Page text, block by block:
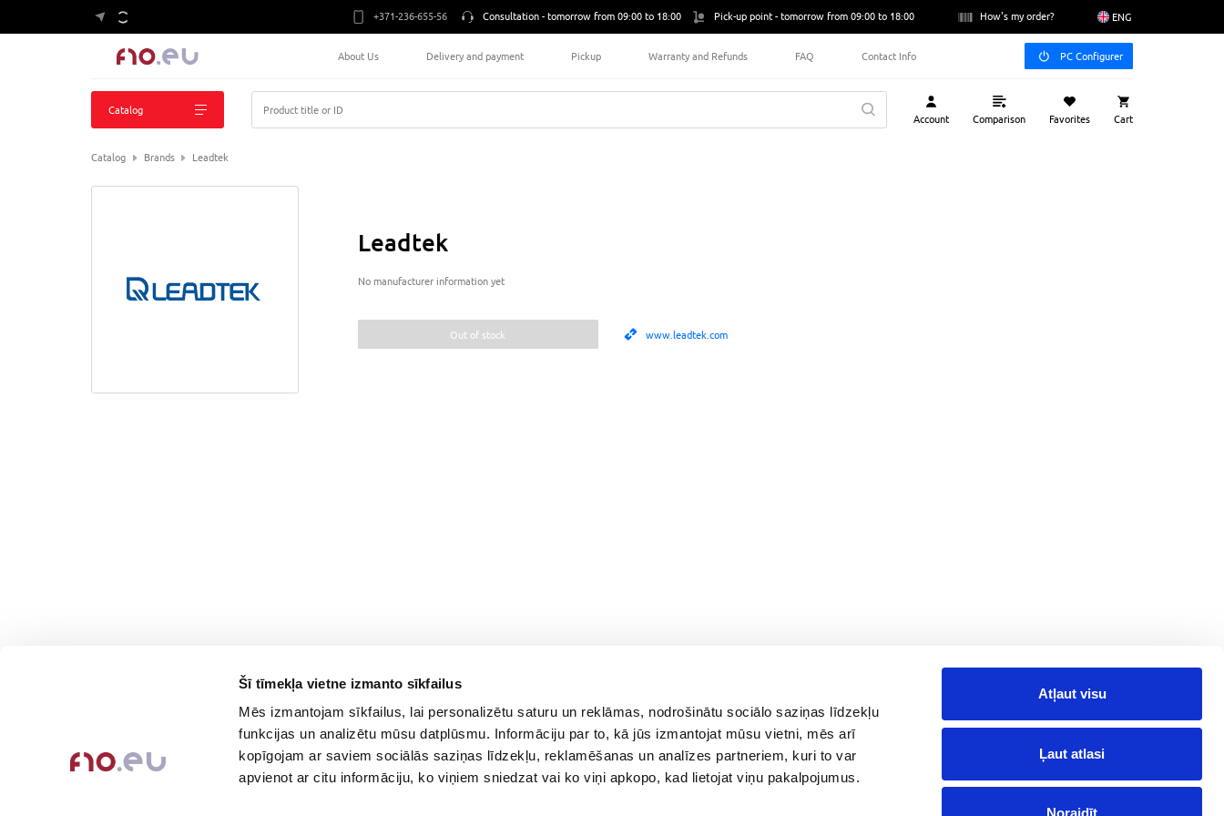
Šī tīmekļa vietne izmanto sīkfailus
Mēs izmantojam sīkfailus, lai personalizētu saturu un reklāmas, nodrošinātu sociālo saziņas līdzekļu
funkcijas un analizētu mūsu datplūsmu. Informāciju par to, kā jūs izmantojat mūsu vietni, mēs arī
kopīgojam ar saviem sociālās saziņas līdzekļu, reklamēšanas un analīzes partneriem, kuri to var
apvienot ar citu informāciju, ko viņiem sniedzat vai ko viņi apkopo, kad lietojat viņu pakalpojumus.
Atļaut visu
Ļaut atlasi
Noraidīt
+371-236-655-56 Consultation - tomorrow from 09:00 to 18:00 Pick-up point - tomorrow from 09:00 to 18:00 How's my order? ENG
About Us Delivery and payment Pickup Warranty and Refunds FAQ Contact Info PC Configurer
Catalog Product title or ID
Account Comparison Favorites Cart
Catalog Brands Leadtek
Leadtek
No manufacturer information yet
Out of stock www.leadtek.com
Lilas
About Us
Feedback
Delivery and payment
Warranty and Refunds
FAQ
PC Configurer
News
Follow Us on
Social Media